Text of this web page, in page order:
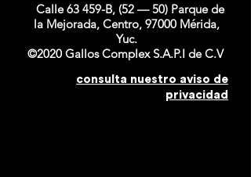
Calle 63 459-B, (52 — 50) Parque de
la Mejorada, Centro, 97000 Mérida,
Yuc.
©2020 Gallos Complex S.A.P.I de C.V
consulta nuestro aviso de
privacidad